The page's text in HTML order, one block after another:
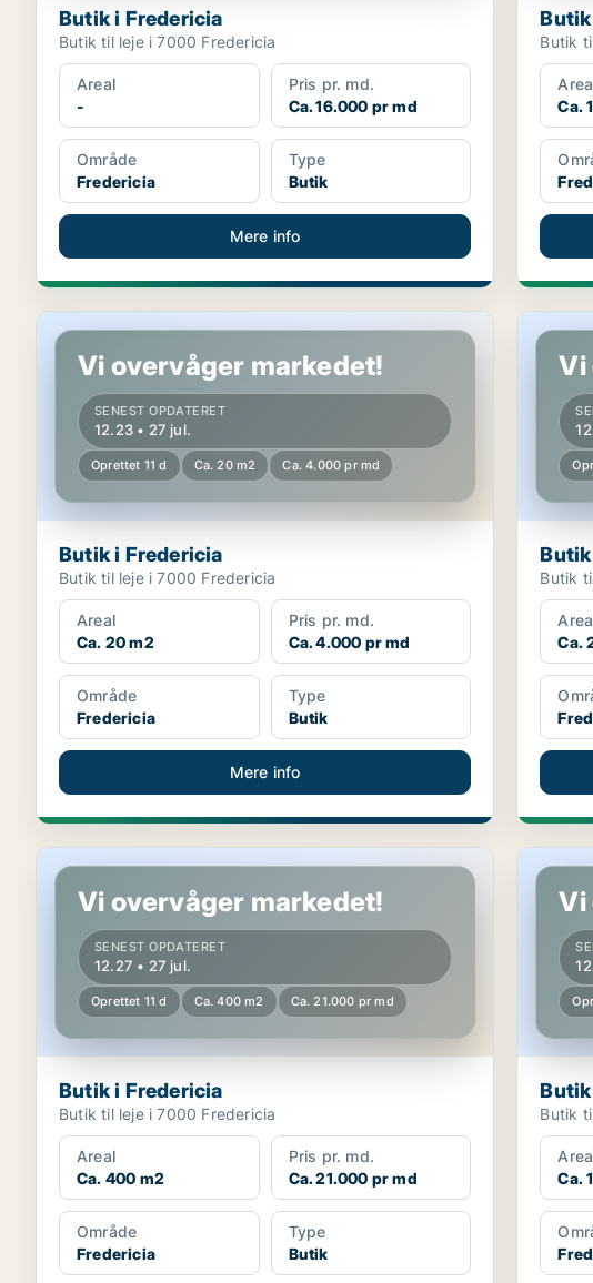
Butik i Fredericia
Butik til leje i 7000 Fredericia
Areal
-
Pris pr. md.
Ca. 16.000 pr md
Område
Fredericia
Type
Butik
Mere info
Butik
Ca.
Butik i Fredericia
Vi overvåger markedet!
SENEST OPDATERET
12.23 • 27 jul.
Oprettet 11 d Ca. 20 m2 Ca. 4.000 pr md
Butik i Fredericia
Butik til leje i 7000 Fredericia
Areal
Ca. 20 m2
Pris pr. md.
Ca. 4.000 pr md
Område
Fredericia
Type
Butik
Mere info
Butik i
Vi
Butik
Ca.
Butik i Fredericia
Vi overvåger markedet!
SENEST OPDATERET
12.27 • 27 jul.
Oprettet 11 d Ca. 400 m2 Ca. 21.000 pr md
Butik i Fredericia
Butik til leje i 7000 Fredericia
Areal
Ca. 400 m2
Pris pr. md.
Ca. 21.000 pr md
Område
Fredericia
Type
Butik
Butik i
Vi
Butik
Ca.